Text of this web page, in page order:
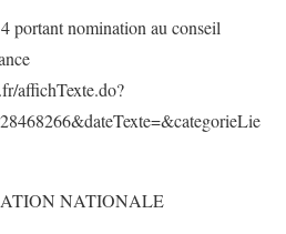
portant nomination au conseil
affichTexte.do?
NATIONALE